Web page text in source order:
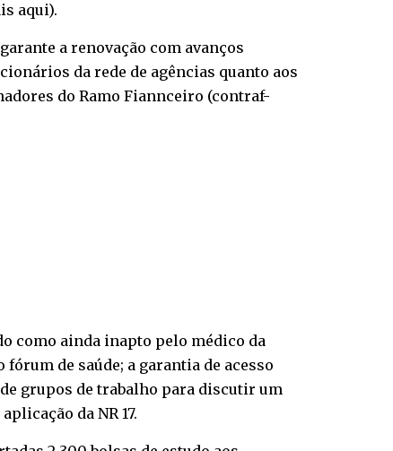
aqui).
a renovação com avanços
da rede de agências quanto aos
do Ramo Fiannceiro (contraf-
como ainda inapto pelo médico da
de saúde; a garantia de acesso
grupos de trabalho para discutir um
da NR 17.